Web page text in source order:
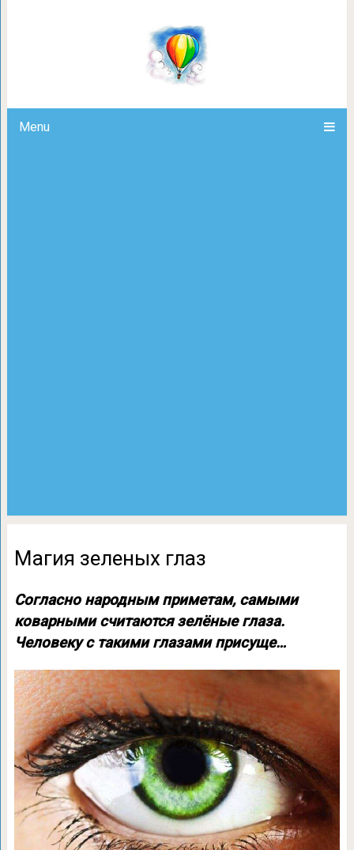
Menu
Магия зеленых глаз
Согласно народным приметам, самыми
коварными считаются зелёные глаза.
Человеку с такими глазами присуще…